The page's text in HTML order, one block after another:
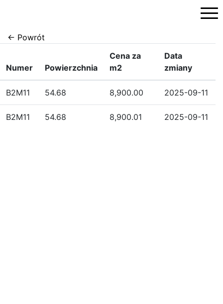
← Powrót
Numer Powierzchnia
Cena za
m2
Data
zmiany
B2M11 54.68 8,900.00 2025-09-11
B2M11 54.68 8,900.01 2025-09-11